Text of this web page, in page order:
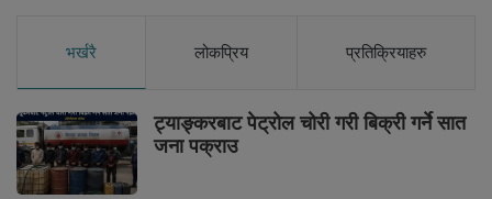
भर्खरै लोकप्रिय प्रतिक्रियाहरु
ट्याङ्करबाट पेट्रोल चोरी गरी बिक्री गर्ने सात
जना पक्राउ